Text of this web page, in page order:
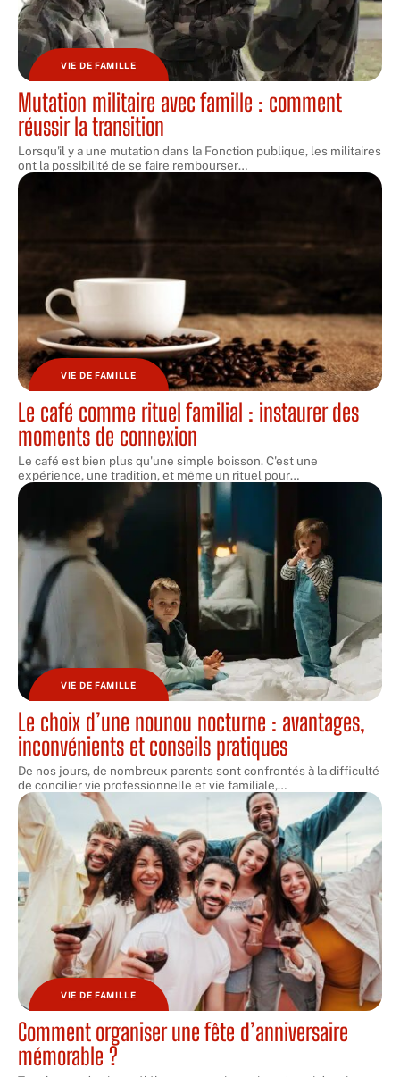
VIE DE FAMILLE
Mutation militaire avec famille : comment
réussir la transition
Lorsqu'il y a une mutation dans la Fonction publique, les militaires
ont la possibilité de se faire rembourser…
VIE DE FAMILLE
Le café comme rituel familial : instaurer des
moments de connexion
Le café est bien plus qu'une simple boisson. C'est une
expérience, une tradition, et même un rituel pour…
VIE DE FAMILLE
Le choix d’une nounou nocturne : avantages,
inconvénients et conseils pratiques
De nos jours, de nombreux parents sont confrontés à la difficulté
de concilier vie professionnelle et vie familiale,…
VIE DE FAMILLE
Comment organiser une fête d’anniversaire
mémorable ?